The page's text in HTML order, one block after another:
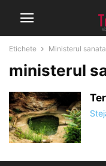
Etichete Ministerul
ministerul